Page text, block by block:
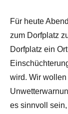
Für heute
zum Dorfplatz
Dorfplatz ein
wird. Wir
es sinnvoll